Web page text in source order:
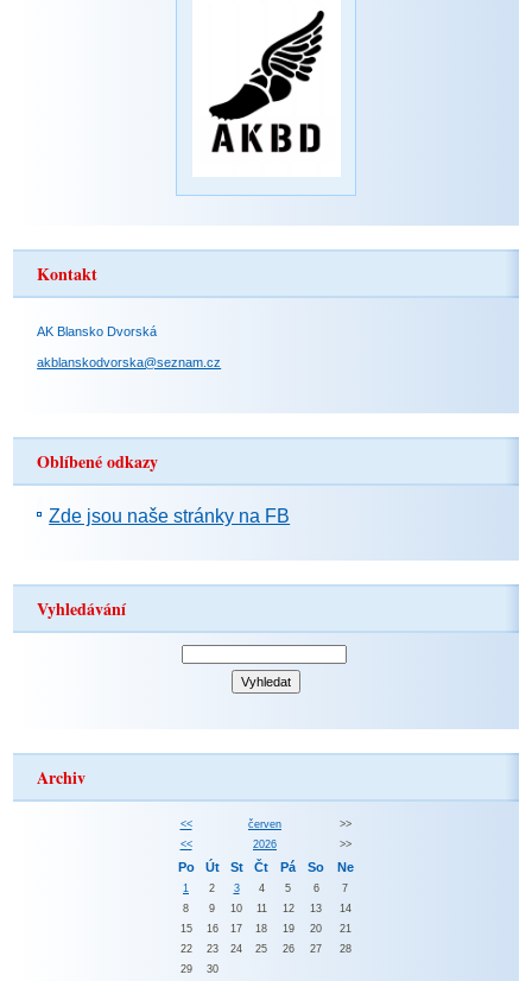
Kontakt
AK Blansko Dvorská
akblanskodvorska@seznam.cz
Oblíbené odkazy
Zde jsou naše stránky na FB
Vyhledávání
Archiv
<< červen
>>
<<
2026 >>
Po Út St Čt Pá So Ne
1 2 3 4 5 6
7
8
9 10 11 12 13
14
15
16 17 18 19 20
21
22
23 24 25 26 27
28
29
30